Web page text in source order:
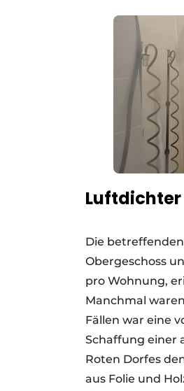
Luftdichter
Die
Obergeschoss
pro Wohnung,
Manchmal
Fällen war eine
Schaffung einer
Roten Dorfes
aus Folie und